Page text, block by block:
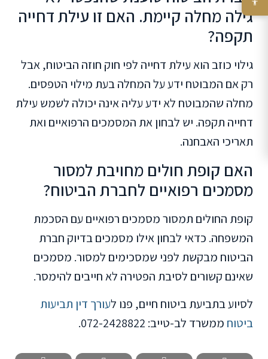
גילה מחלה קיימת. האם זו עילת דחייה
תקפה?
גילוי כוזב הוא עילת דחייה לפי חוק חוזה הביטוח, אבל
רק אם המבוטח ידע על המחלה בעת מילוי הטפסים.
מחלה שהמבוטח לא ידע עליה אינה יכולה לשמש עילת
דחייה תקפה. יש לבחון את המסמכים הרפואיים ואת
תאריכי האבחנה.
האם קופת חולים מחויבת למסור
מסמכים רפואיים לחברת הביטוח?
קופת החולים תמסור מסמכים רפואיים עם הסכמת
המשפחה. כדאי לבחון אילו מסמכים בדיוק חברת
הביטוח מבקשת לפני שמסכימים למסור. מסמכים
שאינם קשורים לסיבת הפטירה לא חייבים להימסר.
לסיוע בתביעת ביטוח חיים, פנו לעורך דין תביעות
ביטוח ממשרד לב-טייב: 072-2428822.